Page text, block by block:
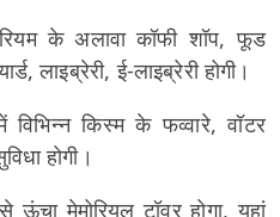
के अलावा कॉफी शॉप, फूड
लाइब्रेरी, ई-लाइब्रेरी होगी।
विभिन्न किस्म के फव्वारे, वॉटर
होगी।
मेमोरियल टॉवर होगा, यहां